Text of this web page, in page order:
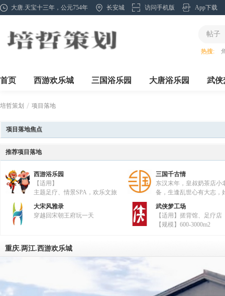
大唐.天宝十三年，公元754年 长安城 访问手机版 App下载
帖子
热搜:
首页 西游欢乐城 三国浴乐园 大唐浴乐园 武侠
培哲策划
»
项目落地
项目落地焦点
推荐项目落地
西游浴乐园
【适用】
主题足疗、情景SPA，欢乐文旅
三国千古情
东汉末年，皇叔奶茶店小
备，生逢乱世心有大志，
产业救国夙愿，不畏艰难
坚，统领着孔明茶坊、张飞酒馆、
家，关羽镖局，小乔汉服，联合新
葛孔明；与霸道房东曹操，家族地
辟新天地，齐心协力把小生意干成
最终在资本市场上市敲钟的奋斗故
三国浴乐园，是以创造快乐、助力
播文化为使命的综合服务平台；三
以三国历史为魂，创业文化为媒，
大宋风雅录
穿越回宋朝王府玩一天
武侠梦工场
【适用】搓背馆、足疗店
【规模】600-3000m2
重庆.两江.西游欢乐城